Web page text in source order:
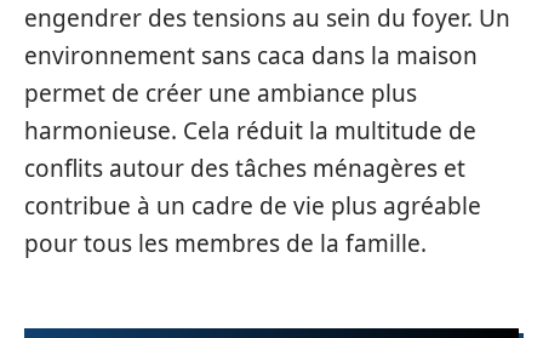
engendrer des tensions au sein du foyer. Un
environnement sans caca dans la maison
permet de créer une ambiance plus
harmonieuse. Cela réduit la multitude de
conflits autour des tâches ménagères et
contribue à un cadre de vie plus agréable
pour tous les membres de la famille.